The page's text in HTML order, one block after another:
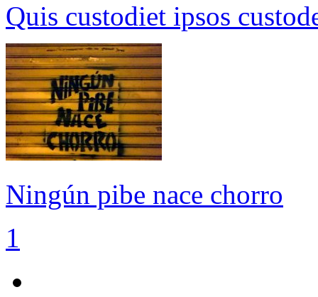
Quis custodiet ipsos
Ningún pibe nace chorro
1